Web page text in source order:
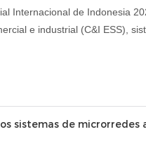
Internacional de Indonesia
e industrial (C&I ESS),
sistemas de